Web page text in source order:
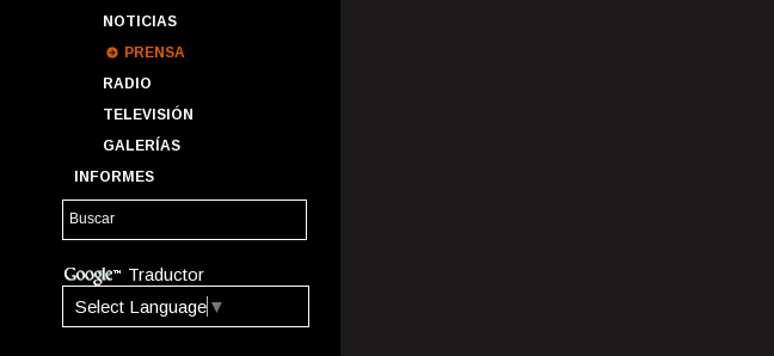
NOTICIAS
PRENSA
RADIO
TELEVISIÓN
GALERÍAS
INFORMES
Traductor
Select Language ▼